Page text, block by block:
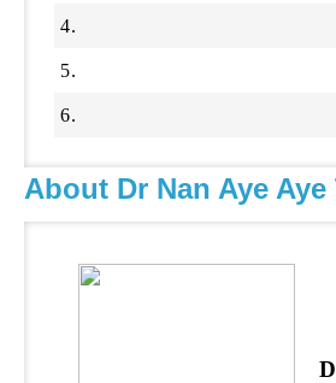
4.
5.
6.
About Dr Nan Aye Aye